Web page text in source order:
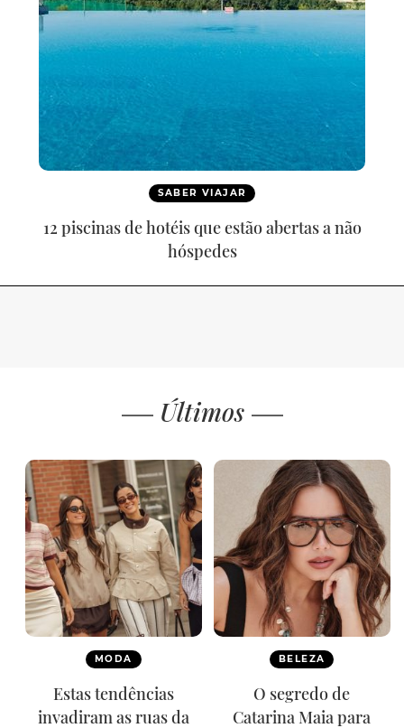
SABER VIAJAR
12 piscinas de hotéis que estão abertas a não
hóspedes
Últimos
MODA
Estas tendências
invadiram as ruas da
BELEZA
O segredo de
Catarina Maia para